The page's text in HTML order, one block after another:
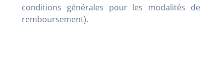
conditions générales pour les modalités de
remboursement).